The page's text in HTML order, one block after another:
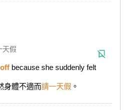
天假
because she suddenly felt
身體不適而請一天假 。